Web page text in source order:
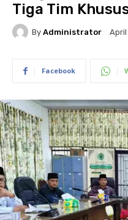
Tiga Tim
By Administrator April
Facebook